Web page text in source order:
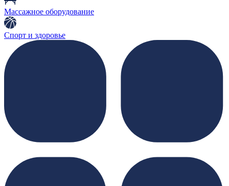
Массажное оборудование
Спорт и здоровье